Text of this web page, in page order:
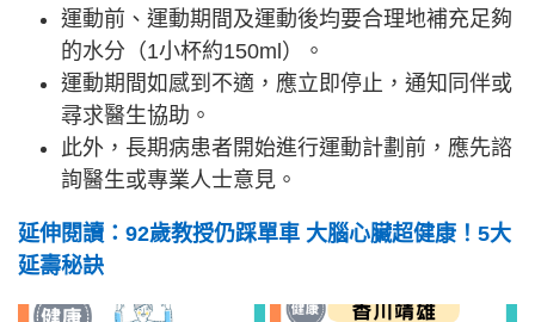
運動前、運動期間及運動後均要合理地補充足夠
的水分（1小杯約150ml）。
運動期間如感到不適，應立即停止，通知同伴或
尋求醫生協助。
此外，長期病患者開始進行運動計劃前，應先諮
詢醫生或專業人士意見。
延伸閱讀：92歲教授仍踩單車 大腦心臟超健康！5大
延壽秘訣